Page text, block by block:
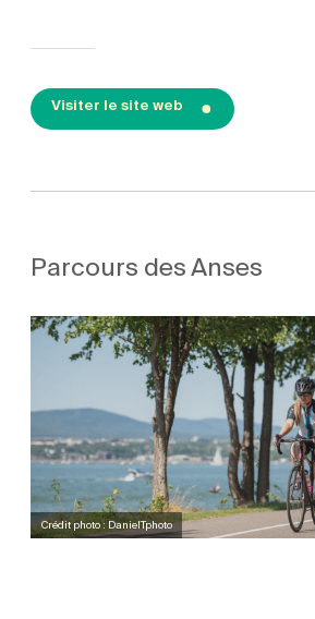
Visiter le site web
Parcours des Anses
Crédit photo : DanielTphoto